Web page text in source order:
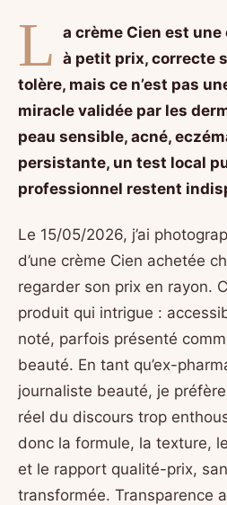
L
a crème Cien est
à petit prix, correcte
tolère, mais ce n’est pas
miracle validée par les
peau sensible, acné,
persistante, un test local
professionnel restent
Le 15/05/2026, j’ai
d’une crème Cien achetée
regarder son prix en rayon.
produit qui intrigue :
noté, parfois présenté
beauté. En tant qu’ex-
journaliste beauté, je
réel du discours trop
donc la formule, la texture,
et le rapport qualité-prix,
transformée. Transparence